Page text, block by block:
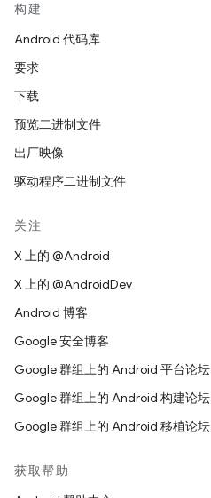
构建
Android 代码库
要求
下载
预览二进制文件
出厂映像
驱动程序二进制文件
关注
X 上的 @Android
X 上的 @AndroidDev
Android 博客
Google 安全博客
Google 群组上的 Android 平台论坛
Google 群组上的 Android 构建论坛
Google 群组上的 Android 移植论坛
获取帮助